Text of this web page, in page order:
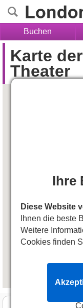
Buchen
Karte
Theater
Ihre
Diese Website
Ihnen die beste
Weitere
Cookies finden